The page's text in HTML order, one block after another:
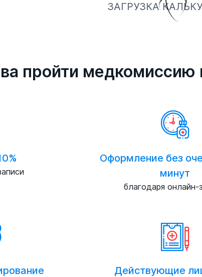
пройти медкомиссию
Оформление без
минут
благодаря онлайн-
Действующие
ЗАГРУЗКА